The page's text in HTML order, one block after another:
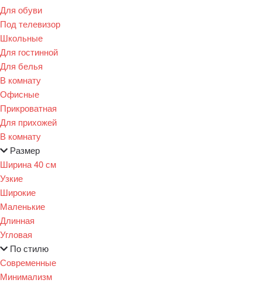
Для обуви
Под телевизор
Школьные
Для гостинной
Для белья
В комнату
Офисные
Прикроватная
Для прихожей
В комнату
Размер
Ширина 40 см
Узкие
Широкие
Маленькие
Длинная
Угловая
По стилю
Современные
Минимализм